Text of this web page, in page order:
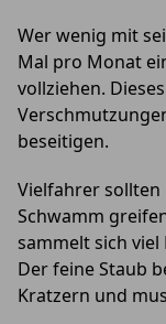
Wer wenig mit
Mal pro Monat
vollziehen.
beseitigen.
Vielfahrer sollten
Schwamm
sammelt sich
Der feine Staub
Kratzern und